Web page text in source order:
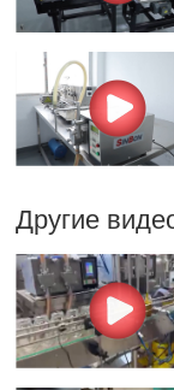
Другие